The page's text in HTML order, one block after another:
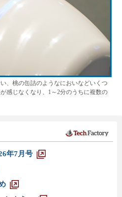
、桃の缶詰のようなにおいなどいくつ
感じなくなり、1～2分のうちに複数の
年7月号